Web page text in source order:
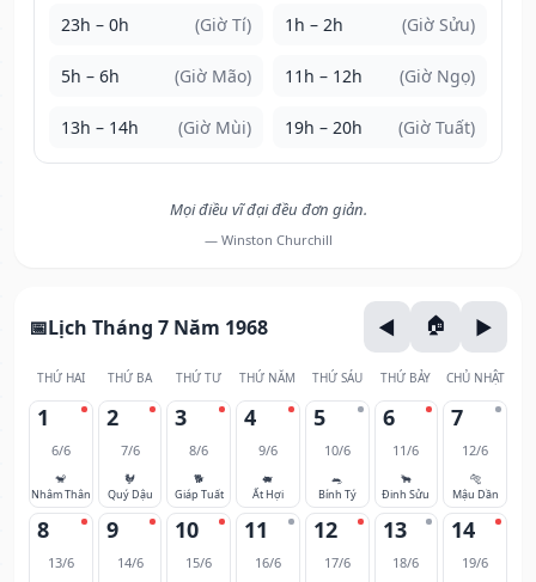
23h – 0h (Giờ Tí) 1h – 2h (Giờ Sửu)
5h – 6h (Giờ Mão) 11h – 12h (Giờ Ngọ)
13h – 14h (Giờ Mùi) 19h – 20h (Giờ Tuất)
Mọi điều vĩ đại đều đơn giản.
— Winston Churchill
Lịch Tháng 7 Năm 1968
THỨ HAI THỨ BA THỨ TƯ THỨ NĂM THỨ SÁU THỨ BẢY CHỦ NHẬT
1
6/6
🐒
Nhâm Thân
2
7/6
🐓
Quý Dậu
3
8/6
🐕
Giáp Tuất
4
9/6
🐖
Ất Hợi
5
10/6
🐀
Bính Tý
6
11/6
🐂
Đinh Sửu
7
12/6
🐅
Mậu Dần
8
13/6
9
14/6
10
15/6
11
16/6
12
17/6
13
18/6
14
19/6